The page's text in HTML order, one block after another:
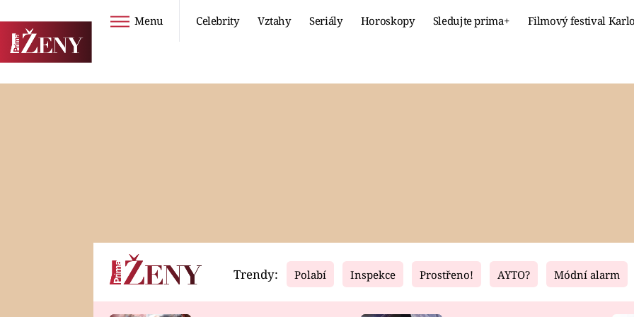
Menu Celebrity Vztahy Seriály Horoskopy Sledujte prima+ Filmový festival
Horoskopy Video Fresh Living
Trendy: Polabí Inspekce Prostřeno! AYTO? Módní alarm